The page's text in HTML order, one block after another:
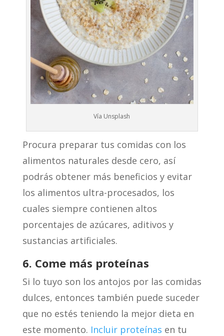
Vía Unsplash
Procura preparar tus comidas con los
alimentos naturales desde cero, así
podrás obtener más beneficios y evitar
los alimentos ultra-procesados, los
cuales siempre contienen altos
porcentajes de azúcares, aditivos y
sustancias artificiales.
6. Come más proteínas
Si lo tuyo son los antojos por las comidas
dulces, entonces también puede suceder
que no estés teniendo la mejor dieta en
este momento. Incluir proteínas en tu